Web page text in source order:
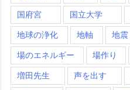
国府宮 国立大学
地球の浄化 地軸 地震
場のエネルギー 場作り
増田先生 声を出す